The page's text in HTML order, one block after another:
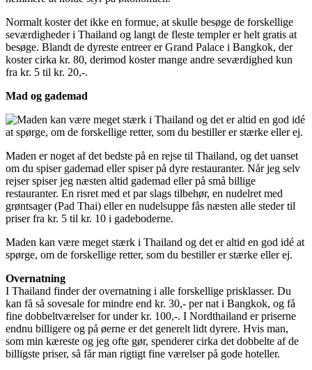
Normalt koster det ikke en formue, at skulle besøge de forskellige
seværdigheder i Thailand og langt de fleste templer er helt gratis at
besøge. Blandt de dyreste entreer er Grand Palace i Bangkok, der
koster cirka kr. 80, derimod koster mange andre seværdighed kun
fra kr. 5 til kr. 20,-.
Mad og gademad
Maden er noget af det bedste på en rejse til Thailand, og det uanset
om du spiser gademad eller spiser på dyre restauranter. Når jeg selv
rejser spiser jeg næsten altid gademad eller på små billige
restauranter. En risret med et par slags tilbehør, en nudelret med
grøntsager (Pad Thai) eller en nudelsuppe fås næsten alle steder til
priser fra kr. 5 til kr. 10 i gadeboderne.
Maden kan være meget stærk i Thailand og det er altid en god idé at
spørge, om de forskellige retter, som du bestiller er stærke eller ej.
Overnatning
I Thailand finder der overnatning i alle forskellige prisklasser. Du
kan få så sovesale for mindre end kr. 30,- per nat i Bangkok, og få
fine dobbeltværelser for under kr. 100,-. I Nordthailand er priserne
endnu billigere og på øerne er det generelt lidt dyrere. Hvis man,
som min kæreste og jeg ofte gør, spenderer cirka det dobbelte af de
billigste priser, så får man rigtigt fine værelser på gode hoteller.